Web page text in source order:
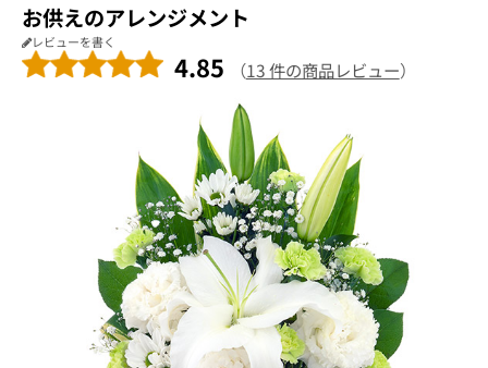
お供えのアレンジメント
レビューを書く
4.85 （13 件の商品レビュー）